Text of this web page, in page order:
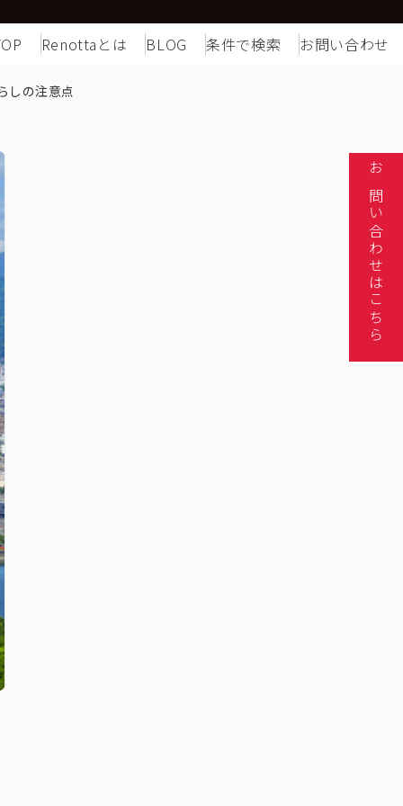
Renottaとは BLOG 条件で検索 お問い合わせ
しの注意点
お問い合わせはこちら